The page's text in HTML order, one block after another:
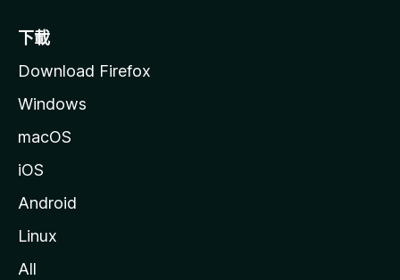
下載
Download Firefox
Windows
macOS
iOS
Android
Linux
All